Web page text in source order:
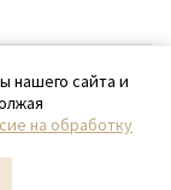
нашего сайта и
на обработку